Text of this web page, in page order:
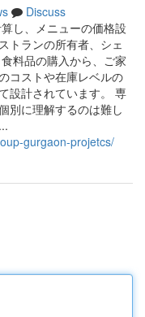
Discuss
し、メニューの価格設
トランの所有者、シェ
料品の購入から、ご家
コストや在庫レベルの
設計されています。 専
別に理解するのは難し
gurgaon-projetcs/